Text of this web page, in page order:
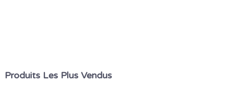
Produits Les Plus Vendus